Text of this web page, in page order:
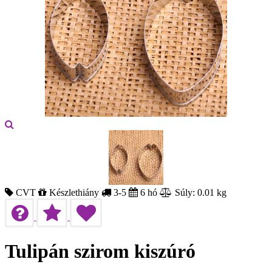
CVT Készlethiány 3-5 6 hó Súly: 0.01 kg
Tulipán szirom kiszúró